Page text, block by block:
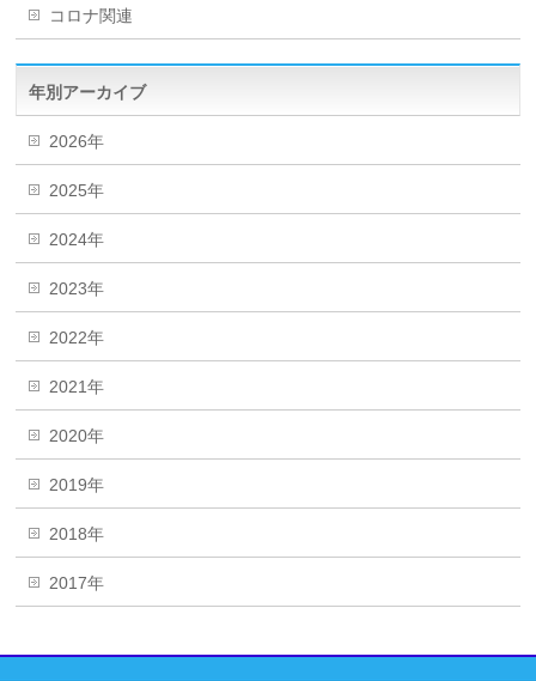
コロナ関連
年別アーカイブ
2026年
2025年
2024年
2023年
2022年
2021年
2020年
2019年
2018年
2017年